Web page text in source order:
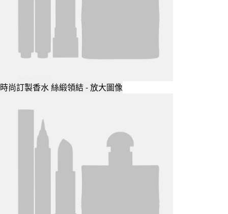
時尚訂製香水 絲緞領結 - 放大圖像